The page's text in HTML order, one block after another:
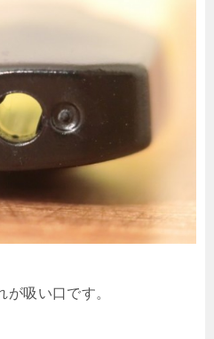
吸い口です。